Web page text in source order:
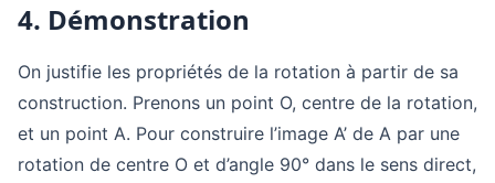
4. Démonstration
On justifie les propriétés de la rotation à partir de sa
construction. Prenons un point O, centre de la rotation,
et un point A. Pour construire l’image A’ de A par une
rotation de centre O et d’angle 90° dans le sens direct,